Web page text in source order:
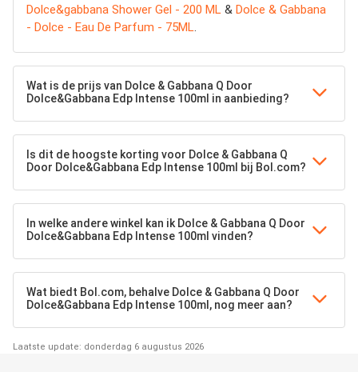
Dolce&gabbana Shower Gel - 200 ML & Dolce & Gabbana
- Dolce - Eau De Parfum - 75ML.
Wat is de prijs van Dolce & Gabbana Q Door
Dolce&Gabbana Edp Intense 100ml in aanbieding?
Is dit de hoogste korting voor Dolce & Gabbana Q
Door Dolce&Gabbana Edp Intense 100ml bij Bol.com?
In welke andere winkel kan ik Dolce & Gabbana Q Door
Dolce&Gabbana Edp Intense 100ml vinden?
Wat biedt Bol.com, behalve Dolce & Gabbana Q Door
Dolce&Gabbana Edp Intense 100ml, nog meer aan?
Laatste update: donderdag 6 augustus 2026